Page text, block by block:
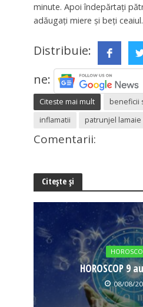
minute. Apoi îndepărtați
adăugați miere și beți ceaiul.
Distribuie:
ne:
Citeste mai mult beneficii
inflamatii
patrunjel lamaie
Comentarii:
Citește și
HOROSCOP 9
08/08/